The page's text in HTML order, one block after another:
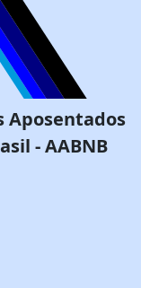
Aposentados
- AABNB